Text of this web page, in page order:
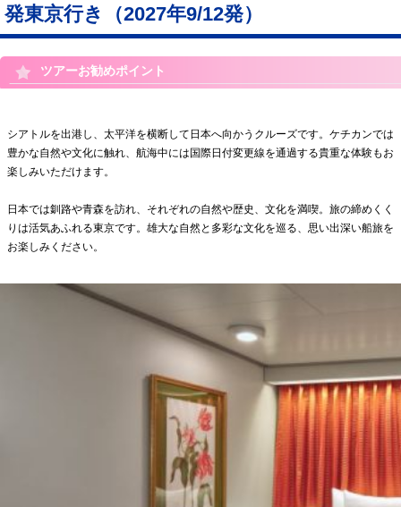
発東京行き（2027年9/12発）
ツアーお勧めポイント
シアトルを出港し、太平洋を横断して日本へ向かうクルーズです。 ケチカンでは
豊かな自然や文化に触れ、 航海中には国際日付変更線を通過する貴重な体験もお
楽しみいただけます。
日本では釧路や青森を訪れ、それぞれの自然や歴史、文化を満喫。 旅の締めくく
りは活気あふれる東京です。 雄大な自然と多彩な文化を巡る、 思い出深い船旅を
お楽しみください。